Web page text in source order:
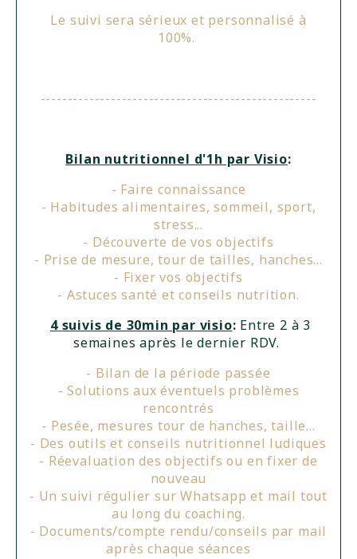
Le suivi sera sérieux et personnalisé à
100%.
---------------------------------------------------
Bilan nutritionnel d'1h par Visio:
- Faire connaissance
- Habitudes alimentaires, sommeil, sport,
stress...
- Découverte de vos objectifs
- Prise de mesure, tour de tailles, hanches...
- Fixer vos objectifs
- Astuces santé et conseils nutrition.
4 suivis de 30min par visio: Entre 2 à 3
semaines après le dernier RDV.
- Bilan de la période passée
- Solutions aux éventuels problèmes
rencontrés
- Pesée, mesures tour de hanches, taille...
- Des outils et conseils nutritionnel ludiques
- Réevaluation des objectifs ou en fixer de
nouveau
- Un suivi régulier sur Whatsapp et mail tout
au long du coaching.
- Documents/compte rendu/conseils par mail
après chaque séances